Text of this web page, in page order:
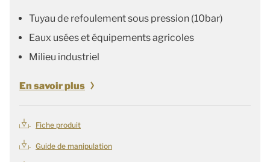
Tuyau de refoulement sous pression (10bar)
Eaux usées et équipements agricoles
Milieu industriel
En savoir plus
Fiche produit
Guide de manipulation